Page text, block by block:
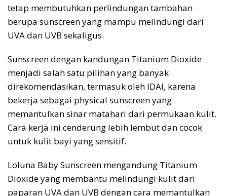
tetap membutuhkan perlindungan tambahan
berupa sunscreen yang mampu melindungi dari
UVA dan UVB sekaligus.
Sunscreen dengan kandungan Titanium Dioxide
menjadi salah satu pilihan yang banyak
direkomendasikan, termasuk oleh IDAI, karena
bekerja sebagai physical sunscreen yang
memantulkan sinar matahari dari permukaan kulit.
Cara kerja ini cenderung lebih lembut dan cocok
untuk kulit bayi yang sensitif.
Loluna Baby Sunscreen mengandung Titanium
Dioxide yang membantu melindungi kulit dari
paparan UVA dan UVB dengan cara memantulkan